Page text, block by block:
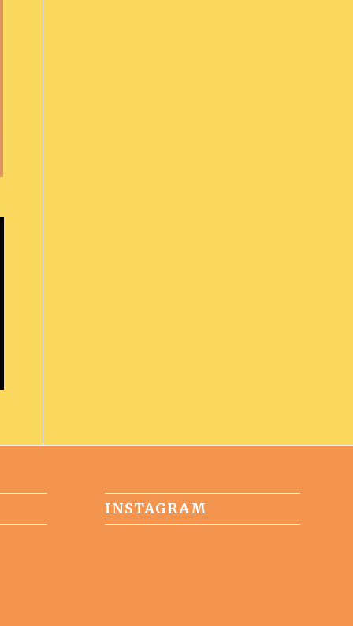
INSTAGRAM